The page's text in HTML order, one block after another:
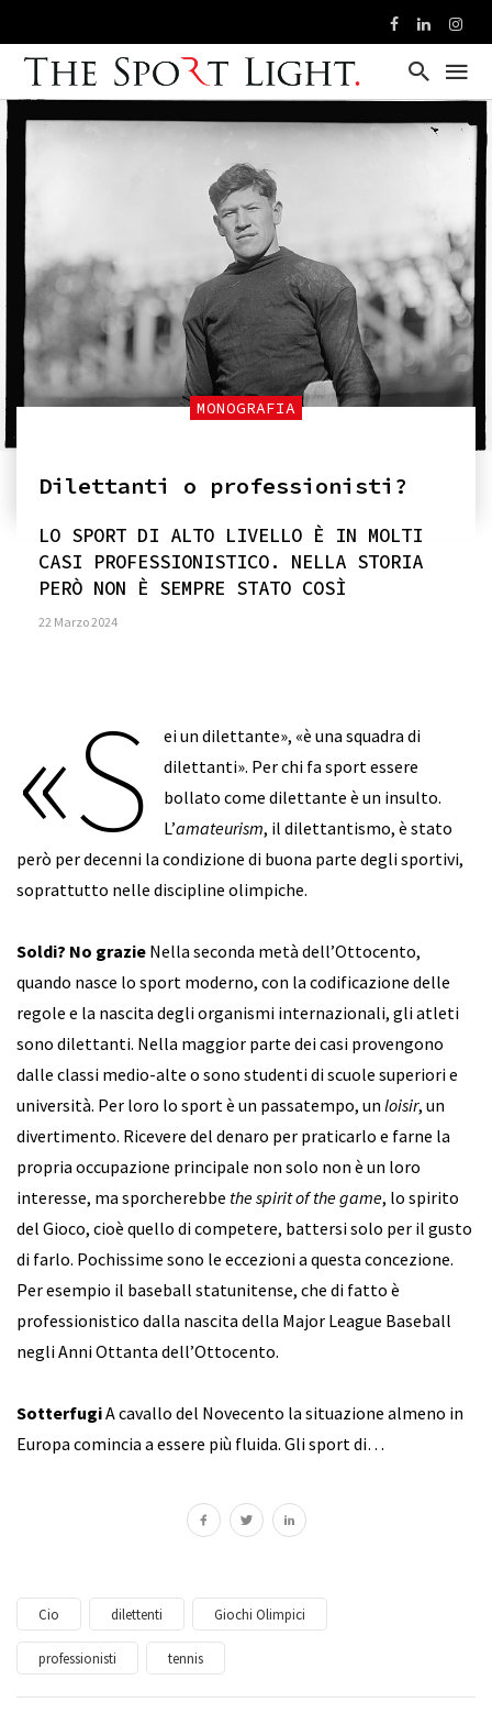
MONOGRAFIA
Dilettanti o professionisti?
LO SPORT DI ALTO LIVELLO È IN MOLTI
CASI PROFESSIONISTICO. NELLA STORIA
PERÒ NON È SEMPRE STATO COSÌ
22 Marzo 2024
«S
ei un dilettante», «è una squadra di
dilettanti». Per chi fa sport essere
bollato come dilettante è un insulto.
L’amateurism, il dilettantismo, è stato
però per decenni la condizione di buona parte degli sportivi,
soprattutto nelle discipline olimpiche.
Soldi? No grazie Nella seconda metà dell’Ottocento,
quando nasce lo sport moderno, con la codificazione delle
regole e la nascita degli organismi internazionali, gli atleti
sono dilettanti. Nella maggior parte dei casi provengono
dalle classi medio-alte o sono studenti di scuole superiori e
università. Per loro lo sport è un passatempo, un loisir, un
divertimento. Ricevere del denaro per praticarlo e farne la
propria occupazione principale non solo non è un loro
interesse, ma sporcherebbe the spirit of the game, lo spirito
del Gioco, cioè quello di competere, battersi solo per il gusto
di farlo. Pochissime sono le eccezioni a questa concezione.
Per esempio il baseball statunitense, che di fatto è
professionistico dalla nascita della Major League Baseball
negli Anni Ottanta dell’Ottocento.
SotterfugiA cavallo del Novecento la situazione almeno in
Europa comincia a essere più fluida. Gli sport di…
Cio dilettenti Giochi Olimpici
professionisti tennis